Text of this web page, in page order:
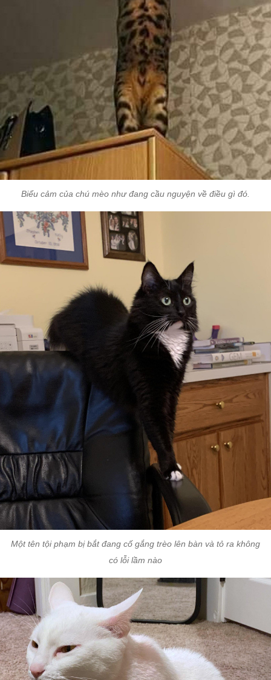
Biểu cảm của chú mèo như đang cầu nguyện về điều gì đó.
Một tên tội phạm bị bắt đang cố gắng trèo lên bàn và tỏ ra không
có lỗi lầm nào